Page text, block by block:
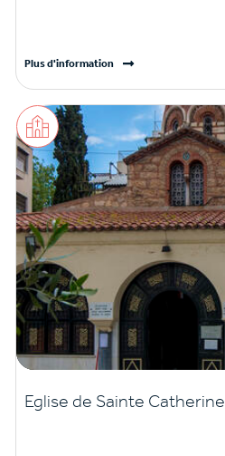
Plus d'information
Eglise de Sainte Catherine